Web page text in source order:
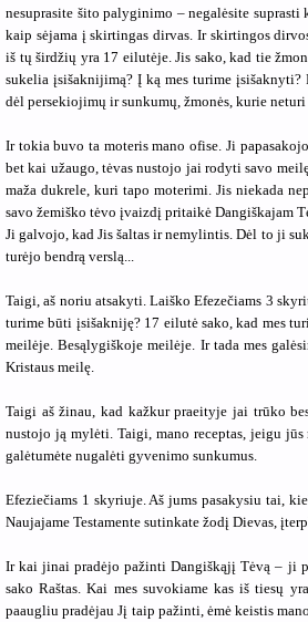
nesuprasite šito palyginimo – negalėsite
kaip sėjama į skirtingas dirvas. Ir skirtingos
iš tų širdžių yra 17 eilutėje. Jis sako, kad tie
sukelia įsišaknijimą? Į ką mes turime įsišaknyti?
dėl persekiojimų ir sunkumų, žmonės, kurie neturi
Ir tokia buvo ta moteris mano ofise. Ji
bet kai užaugo, tėvas nustojo jai rodyti savo
maža dukrele, kuri tapo moterimi. Jis niekada
savo žemiško tėvo įvaizdį pritaikė Dangiškajam
Ji galvojo, kad Jis šaltas ir nemylintis. Dėl to ji
turėjo bendrą verslą...
Taigi, aš noriu atsakyti. Laiško Efezečiams 3
turime būti įsišakniję? 17 eilutė sako, kad mes
meilėje. Besąlygiškoje meilėje. Ir tada mes
Kristaus meilę.
Taigi aš žinau, kad kažkur praeityje jai trūko
nustojo ją mylėti. Taigi, mano receptas, jeigu
galėtumėte nugalėti gyvenimo sunkumus.
Efeziečiams 1 skyriuje. Aš jums pasakysiu tai,
Naujajame Testamente sutinkate žodį Dievas,
Ir kai jinai pradėjo pažinti Dangiškąjį Tėvą – ji
sako Raštas. Kai mes suvokiame kas iš tiesų
paaugliu pradėjau Jį taip pažinti, ėmė keistis